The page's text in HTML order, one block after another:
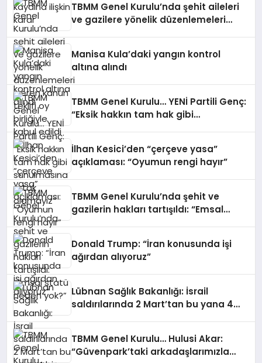
TBMM Genel Kurulu’nda şehit aileleri
ve gazilere yönelik düzenlemeleri
Manisa Kula’daki yangın kontrol
altına alındı
TBMM Genel Kurulu… YENİ Partili Genç:
“Eksik hakkın tam hak gibi
İlhan Kesici’den “çerçeve yasa”
açıklaması: “Oyumun rengi hayır”
TBMM Genel Kurulu’nda şehit ve
gazilerin hakları tartışıldı: “Emsal
Donald Trump: “İran konusunda işi
ağırdan alıyoruz”
Lübnan Sağlık Bakanlığı: İsrail
saldırılarında 2 Mart’tan bu yana 4
TBMM Genel Kurulu… Hulusi Akar:
“Güvenpark’taki arkadaşlarımızla